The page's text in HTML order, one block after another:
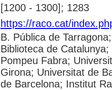
[1200 - 1300]; 1283
https://raco.cat/
B. Pública de
Biblioteca de
Pompeu Fabra;
Girona; Universitat de
de Barcelona; Institut